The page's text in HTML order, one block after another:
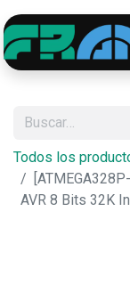
Todos los
AVR 8 Bits 32K